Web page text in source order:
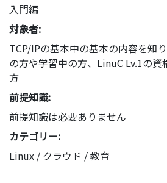
入門編
対象者:
TCP/IPの基本中の基本の内容を知
の方や学習中の方、LinuC Lv.1の資
方
前提知識:
前提知識は必要ありません
カテゴリー:
Linux / クラウド / 教育